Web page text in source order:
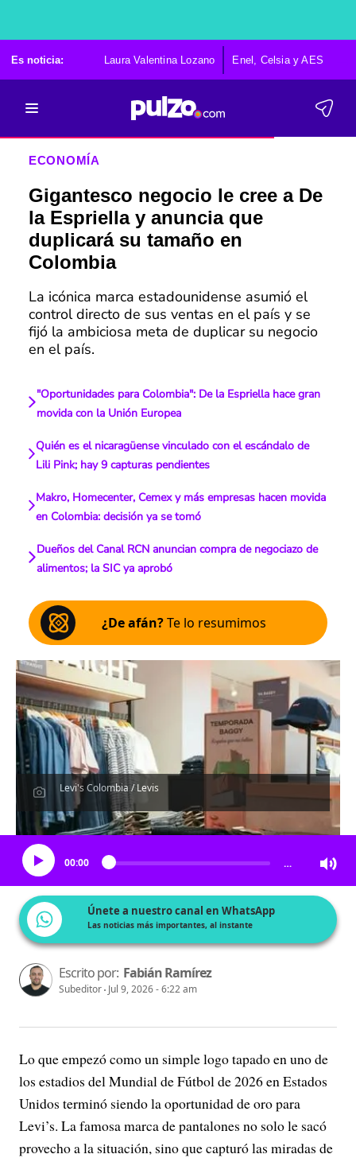
Es noticia: Laura Valentina Lozano Enel, Celsia y AES
ECONOMÍA
Gigantesco negocio le cree a De
la Espriella y anuncia que
duplicará su tamaño en
Colombia
La icónica marca estadounidense asumió el
control directo de sus ventas en el país y se
fijó la ambiciosa meta de duplicar su negocio
en el país.
"Oportunidades para Colombia": De la Espriella hace gran
movida con la Unión Europea
Quién es el nicaragüense vinculado con el escándalo de
Lili Pink; hay 9 capturas pendientes
Makro, Homecenter, Cemex y más empresas hacen movida
en Colombia: decisión ya se tomó
Dueños del Canal RCN anuncian compra de negociazo de
alimentos; la SIC ya aprobó
¿De afán?Te lo resumimos
Levi's Colombia / Levis
Escucha el artículo
00:00 …
Únete a nuestro canal en WhatsApp
Las noticias más importantes, al instante
Escrito por: Fabián Ramírez
Subeditor Jul 9, 2026 - 6:22 am
Lo que empezó como un simple logo tapado en uno de
los estadios del Mundial de Fútbol de 2026 en Estados
Unidos terminó siendo la oportunidad de oro para
Levi’s. La famosa marca de pantalones no solo le sacó
provecho a la situación, sino que capturó las miradas de